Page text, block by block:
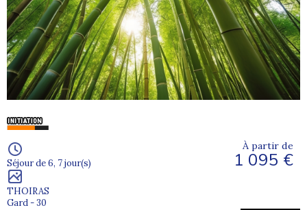
Séjour de 6, 7 jour(s)
THOIRAS
Gard - 30
À partir de
1 095 €